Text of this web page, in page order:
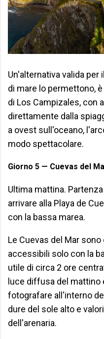
Un'alternativa valida
di mare lo permettono,
di Los Campizales, con
direttamente dalla
a ovest sull'oceano,
modo spettacolare.
Giorno 5 — Cuevas del
Ultima mattina.
arrivare alla Playa de
con la bassa marea.
Le Cuevas del Mar
accessibili solo con la
utile di circa 2 ore
luce diffusa del mattino
fotografare all'interno
dure del sole alto e
dell'arenaria.